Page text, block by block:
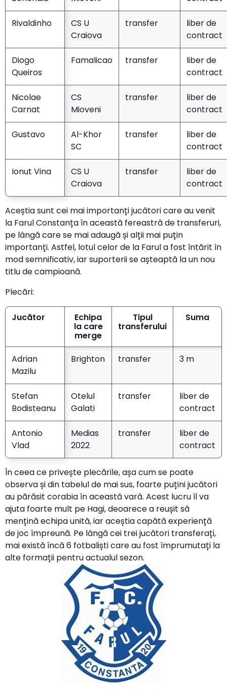
Rivaldinho
CS U
Craiova
transfer
liber de
contract
Diogo
Queiros
Famalicao transfer
liber de
contract
Nicolae
Carnat
CS
Mioveni
transfer
liber de
contract
Gustavo
Al-Khor
SC
transfer
liber de
contract
Ionut Vina
CS U
Craiova
transfer
liber de
contract
Aceștia sunt cei mai importanți jucători care au venit
la Farul Constanța în această fereastră de transferuri,
pe lângă care se mai adaugă și alții mai puțin
importanți. Astfel, lotul celor de la Farul a fost întărit în
mod semnificativ, iar suporterii se așteaptă la un nou
titlu de campioană.
Plecări:
Jucător Echipa
la care
merge
Tipul
transferului
Suma
Adrian
Mazilu
Brighton transfer 3 m
Stefan
Bodisteanu
Otelul
Galati
transfer
liber de
contract
Antonio
Vlad
Medias
2022
transfer
liber de
contract
În ceea ce privește plecările, așa cum se poate
observa și din tabelul de mai sus, foarte puțini jucători
au părăsit corabia în această vară. Acest lucru îl va
ajuta foarte mult pe Hagi, deoarece a reușit să
mențină echipa unită, iar aceștia capătă experiență
de joc împreună. Pe lângă cei trei jucători transferați,
mai există încă 6 fotbaliști care au fost împrumutați la
alte formații pentru actualul sezon.